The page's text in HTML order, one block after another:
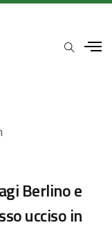
Berlino e
ucciso in